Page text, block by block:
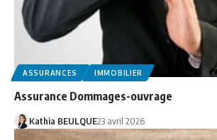
ASSURANCES IMMOBILIER
Assurance Dommages-ouvrage
Kathia BEULQUE23 avril 2026